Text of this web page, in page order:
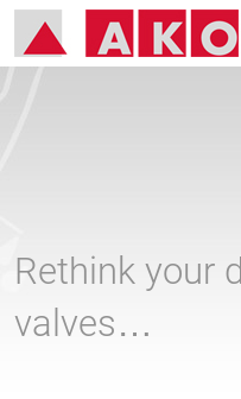
Rethink your
valves…